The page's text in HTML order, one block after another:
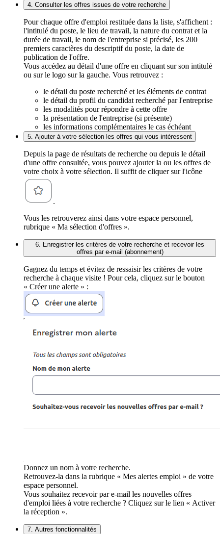
4. Consulter les offres issues de votre recherche
Pour chaque offre d'emploi restituée dans la liste, s'affichent :
l'intitulé du poste, le lieu de travail, la nature du contrat et la
durée de travail, le nom de l'entreprise si précisé, les 200
premiers caractères du descriptif du poste, la date de
publication de l'offre.
Vous accédez au détail d'une offre en cliquant sur son intitulé
ou sur le logo sur la gauche. Vous retrouvez :
le détail du poste recherché et les éléments de contrat
le détail du profil du candidat recherché par l'entreprise
les modalités pour répondre à cette offre
la présentation de l'entreprise (si présente)
les informations complémentaires le cas échéant
5. Ajouter à votre sélection les offres qui vous intéressent
Depuis la page de résultats de recherche ou depuis le détail
d'une offre consultée, vous pouvez ajouter la ou les offres de
votre choix à votre sélection. Il suffit de cliquer sur l'icône
.
Vous les retrouverez ainsi dans votre espace personnel,
rubrique « Ma sélection d'offres ».
6. Enregistrer les critères de votre recherche et recevoir les
offres par e-mail (abonnement)
Gagnez du temps et évitez de ressaisir les critères de votre
recherche à chaque visite ! Pour cela, cliquez sur le bouton
« Créer une alerte » :
Donnez un nom à votre recherche.
Retrouvez-la dans la rubrique « Mes alertes emploi » de votre
espace personnel.
Vous souhaitez recevoir par e-mail les nouvelles offres
d'emploi liées à votre recherche ? Cliquez sur le lien « Activer
la réception ».
7. Autres fonctionnalités